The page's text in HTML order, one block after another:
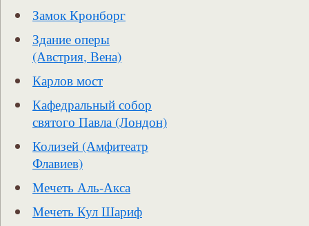
Замок Кронборг
Здание оперы
(Австрия, Вена)
Карлов мост
Кафедральный собор
святого Павла (Лондон)
Колизей (Амфитеатр
Флавиев)
Мечеть Аль-Акса
Мечеть Кул Шариф